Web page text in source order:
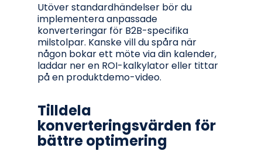
Utöver standardhändelser bör du
implementera anpassade
konverteringar för B2B-specifika
milstolpar. Kanske vill du spåra när
någon bokar ett möte via din kalender,
laddar ner en ROI-kalkylator eller tittar
på en produktdemo-video.
Tilldela
konverteringsvärden för
bättre optimering